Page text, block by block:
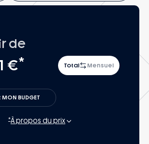
de
€* Total Mensuel
MON BUDGET
*À propos du prix